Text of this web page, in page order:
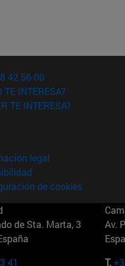
42 56 00
TE INTERESA?
TE INTERESA?
legal
de cookies
de Sta. Marta, 3
41
Av.
T.